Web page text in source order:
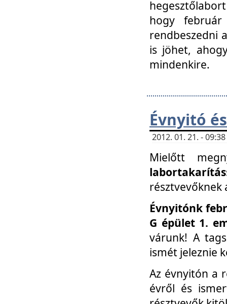
hogy
rendbeszedni
is jöhet,
mindenkire.
Évnyitó
2012. 01. 21. -
Mielőtt
labortakarítás
résztvevőknek
Évnyitónk
G épület 1.
várunk! A
ismét jeleznie
Az évnyitón a
évről és